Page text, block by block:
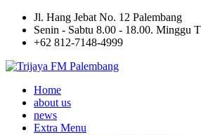
Jl. Hang Jebat No. 12 Palembang
Senin - Sabtu 8.00 - 18.00. Minggu
+62 812-7148-4999
Home
about us
news
Extra Menu